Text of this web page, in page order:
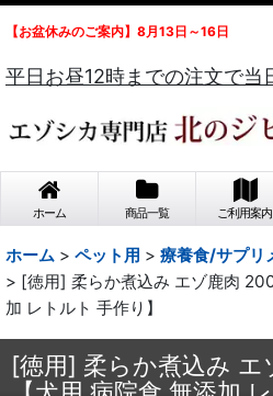
【お盆休みのご案内】8月13日～16日
平日お昼12時までの注文で
ホーム 商品一覧 ご利用案内
ホーム > ペット用 > 療養食/サプリ
> [徳用] 柔らか煮込み エゾ鹿肉
加 レトルト 手作り】
[徳用] 柔らか煮込み